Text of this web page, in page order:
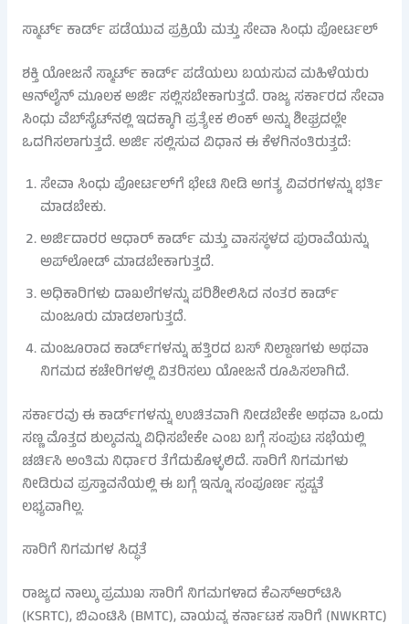
ಸ್ಮಾರ್ಟ್ ಕಾರ್ಡ್ ಪಡೆಯುವ ಪ್ರಕ್ರಿಯೆ ಮತ್ತು ಸೇವಾ ಸಿಂಧು ಪೋರ್ಟಲ್
ಶಕ್ತಿ ಯೋಜನೆ ಸ್ಮಾರ್ಟ್ ಕಾರ್ಡ್ ಪಡೆಯಲು ಬಯಸುವ ಮಹಿಳೆಯರು
ಆನ್‌ಲೈನ್ ಮೂಲಕ ಅರ್ಜಿ ಸಲ್ಲಿಸಬೇಕಾಗುತ್ತದೆ. ರಾಜ್ಯ ಸರ್ಕಾರದ ಸೇವಾ
ಸಿಂಧು ವೆಬ್‌ಸೈಟ್‌ನಲ್ಲಿ ಇದಕ್ಕಾಗಿ ಪ್ರತ್ಯೇಕ ಲಿಂಕ್ ಅನ್ನು ಶೀಘ್ರದಲ್ಲೇ
ಒದಗಿಸಲಾಗುತ್ತದೆ. ಅರ್ಜಿ ಸಲ್ಲಿಸುವ ವಿಧಾನ ಈ ಕೆಳಗಿನಂತಿರುತ್ತದೆ:
ಸೇವಾ ಸಿಂಧು ಪೋರ್ಟಲ್‌ಗೆ ಭೇಟಿ ನೀಡಿ ಅಗತ್ಯ ವಿವರಗಳನ್ನು ಭರ್ತಿ
ಮಾಡಬೇಕು.
ಅರ್ಜಿದಾರರ ಆಧಾರ್ ಕಾರ್ಡ್ ಮತ್ತು ವಾಸಸ್ಥಳದ ಪುರಾವೆಯನ್ನು
ಅಪ್‌ಲೋಡ್ ಮಾಡಬೇಕಾಗುತ್ತದೆ.
ಅಧಿಕಾರಿಗಳು ದಾಖಲೆಗಳನ್ನು ಪರಿಶೀಲಿಸಿದ ನಂತರ ಕಾರ್ಡ್
ಮಂಜೂರು ಮಾಡಲಾಗುತ್ತದೆ.
ಮಂಜೂರಾದ ಕಾರ್ಡ್‌ಗಳನ್ನು ಹತ್ತಿರದ ಬಸ್ ನಿಲ್ದಾಣಗಳು ಅಥವಾ
ನಿಗಮದ ಕಚೇರಿಗಳಲ್ಲಿ ವಿತರಿಸಲು ಯೋಜನೆ ರೂಪಿಸಲಾಗಿದೆ.
ಸರ್ಕಾರವು ಈ ಕಾರ್ಡ್‌ಗಳನ್ನು ಉಚಿತವಾಗಿ ನೀಡಬೇಕೇ ಅಥವಾ ಒಂದು
ಸಣ್ಣ ಮೊತ್ತದ ಶುಲ್ಕವನ್ನು ವಿಧಿಸಬೇಕೇ ಎಂಬ ಬಗ್ಗೆ ಸಂಪುಟ ಸಭೆಯಲ್ಲಿ
ಚರ್ಚಿಸಿ ಅಂತಿಮ ನಿರ್ಧಾರ ತೆಗೆದುಕೊಳ್ಳಲಿದೆ. ಸಾರಿಗೆ ನಿಗಮಗಳು
ನೀಡಿರುವ ಪ್ರಸ್ತಾವನೆಯಲ್ಲಿ ಈ ಬಗ್ಗೆ ಇನ್ನೂ ಸಂಪೂರ್ಣ ಸ್ಪಷ್ಟತೆ
ಲಭ್ಯವಾಗಿಲ್ಲ.
ಸಾರಿಗೆ ನಿಗಮಗಳ ಸಿದ್ಧತೆ
ರಾಜ್ಯದ ನಾಲ್ಕು ಪ್ರಮುಖ ಸಾರಿಗೆ ನಿಗಮಗಳಾದ ಕೆಎಸ್ಆರ್‌ಟಿಸಿ
(KSRTC), ಬಿಎಂಟಿಸಿ (BMTC), ವಾಯವ್ಯ ಕರ್ನಾಟಕ ಸಾರಿಗೆ (NWKRTC)